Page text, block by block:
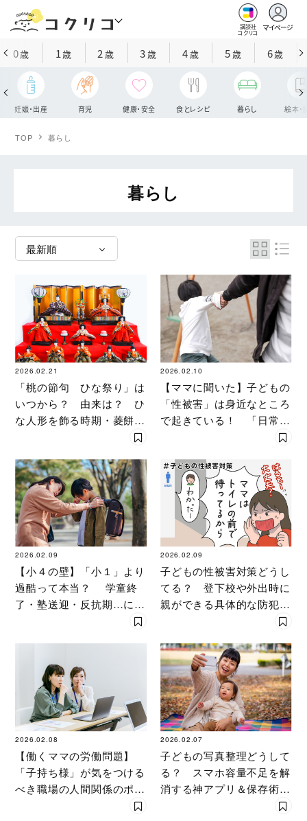
講談社
コクリコ
マイページ
0歳 1歳 2 歳 3歳 4歳 5歳 6歳
妊娠・出産 育児 健康・安全 食とレシピ 暮らし 絵本・
TOP 暮らし
暮らし
2026.02.21
「桃の節句 ひな祭り」は
いつから？ 由来は？ ひ
な人形を飾る時期・菱餅な
ど行事食を専門家が解説
2026.02.10
【ママに聞いた】子どもの
「性被害」は身近なところ
で起きている！ 「日常に
2026.02.09
【小４の壁】「小１」より
過酷って本当？ 学童終
了・塾送迎・反抗期…に悲
鳴を上げるママたちの実態
2026.02.09
子どもの性被害対策どうし
てる？ 登下校や外出時に
親ができる具体的な防犯術
2026.02.08
【働くママの労働問題】
「子持ち様」が気をつける
べき職場の人間関係のポイ
2026.02.07
子どもの写真整理どうして
る？ スマホ容量不足を解
消する神アプリ＆保存術